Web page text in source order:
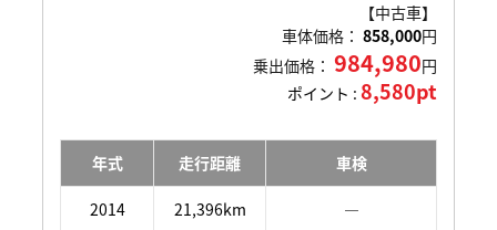
【中古車】
車体価格： 858,000円
乗出価格： 984,980円
ポイント : 8,580pt
年式 走行距離 車検
2014 21,396km ―